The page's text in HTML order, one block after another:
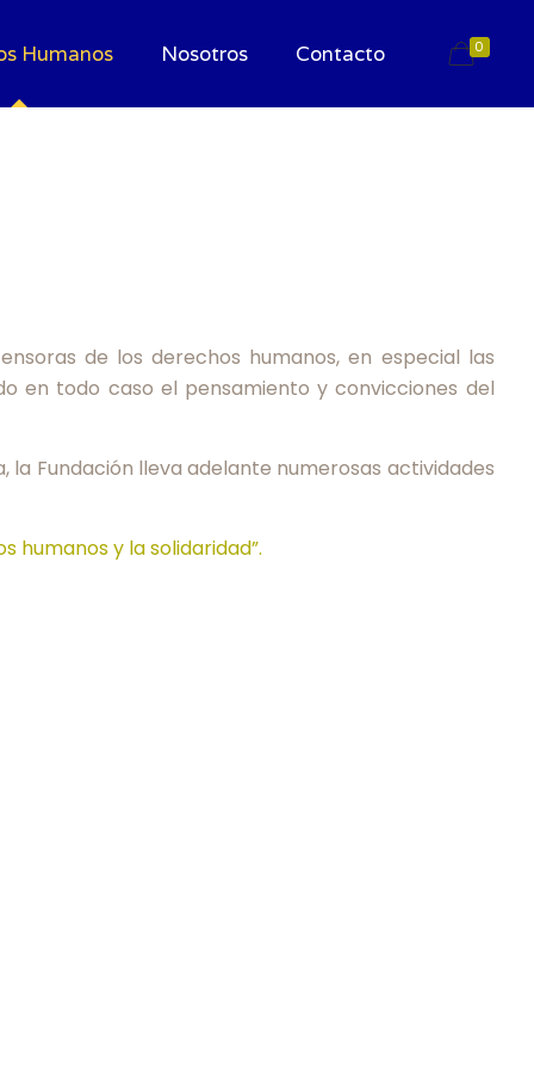
Humanos Nosotros Contacto 0
de los derechos humanos, en especial las
en todo caso el pensamiento y convicciones del
Fundación lleva adelante numerosas actividades
humanos y la solidaridad”.